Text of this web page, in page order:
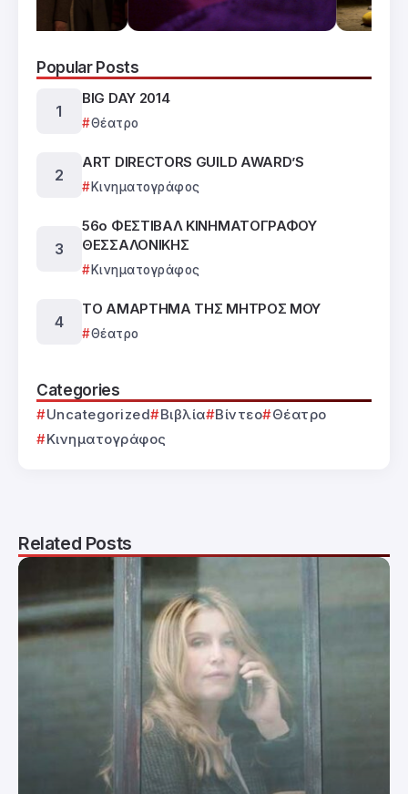
Popular Posts
BIG DAY 2014
Θέατρο
ART DIRECTORS GUILD AWARD’S
Κινηματογράφος
56ο ΦΕΣΤΙΒΑΛ ΚΙΝΗΜΑΤΟΓΡΑΦΟΥ
ΘΕΣΣΑΛΟΝΙΚΗΣ
Κινηματογράφος
ΤΟ ΑΜΑΡΤΗΜΑ ΤΗΣ ΜΗΤΡΟΣ ΜΟΥ
Θέατρο
Categories
Uncategorized Βιβλία Βίντεο
Θέατρο
Κινηματογράφος
Related Posts